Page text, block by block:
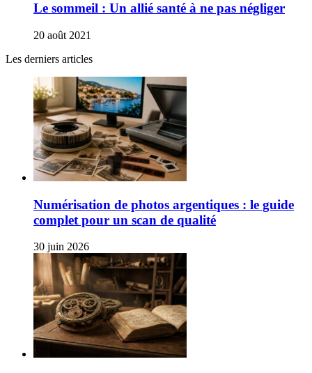
Le sommeil : Un allié santé à ne pas négliger
20 août 2021
Les derniers articles
Numérisation de photos argentiques : le guide
complet pour un scan de qualité
30 juin 2026